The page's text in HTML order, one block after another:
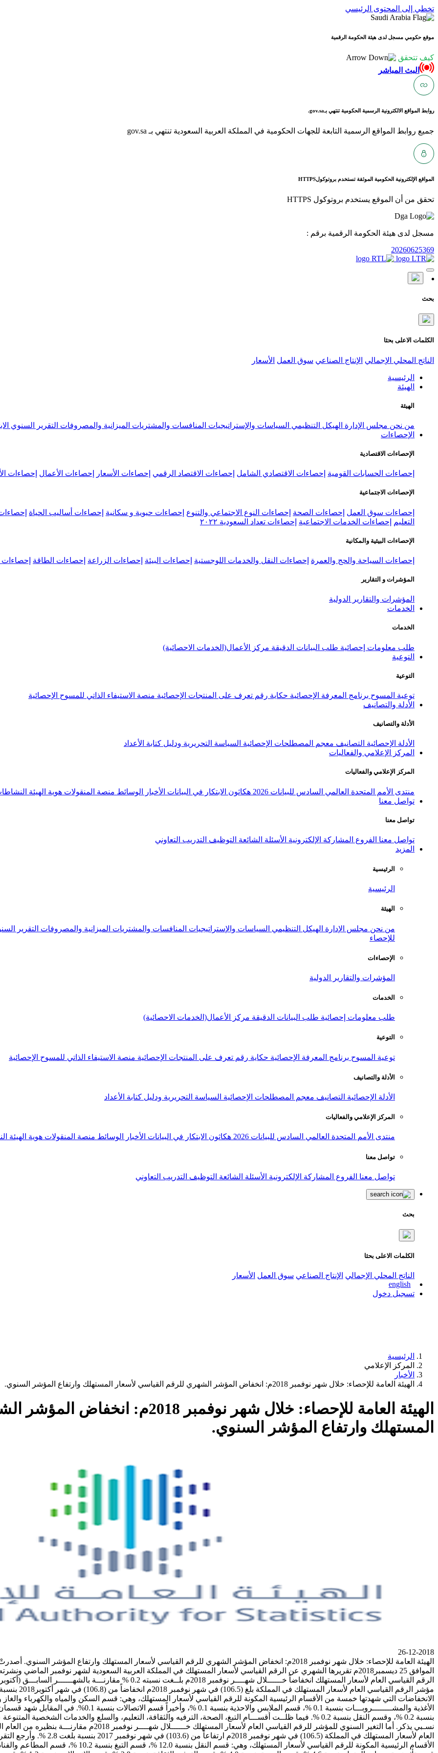
تخطي إلى المحتوى الرئيسي
موقع حكومي مسجل لدى هيئة الحكومة الرقمية
كيف تتحقق
البث المباشر
روابط المواقع الالكترونية الرسمية الحكومية تنتهي بـgov.sa.
جميع روابط المواقع الرسمية التابعة للجهات الحكومية في المملكة العربية السعودية تنتهي بـ gov.sa
المواقع الإلكترونية الحكومية الموثقة تستخدم بروتوكولHTTPS
تحقق من أن الموقع يستخدم بروتوكول HTTPS
مسجل لدى هيئة الحكومة الرقمية برقم :
20260625369
بحث
الكلمات الاعلى بحثا
الناتج المحلي الإجمالي الإنتاج الصناعي سوق العمل الأسعار
الرئيسية
الهيئة
الهيئة
من نحن مجلس الإدارة الهيكل التنظيمي السياسات والإستراتيجيات المنافسات والمشتريات الميزانية والمصروفات التقرير السنوي
الإحصاءات
الإحصاءات الاقتصادية
إحصاءات الحسابات القومية إحصاءات الاقتصادي الشامل إحصاءات الاقتصاد الرقمي إحصاءات الأسعار إحصاءات الأعمال إحصاءات
الإحصاءات الاجتماعية
إحصاءات سوق العمل إحصاءات الصحة إحصاءات النوع الاجتماعي والتنوع إحصاءات حيوية و سكانية إحصاءات أساليب الحياة
التعليم
إحصاءات الخدمات الاجتماعية إحصاءات تعداد السعودية ٢٠٢٢
الإحصاءات البيئية والمكانية
إحصاءات السياحة والحج والعمرة إحصاءات النقل والخدمات اللوجستية إحصاءات البيئة إحصاءات الزراعة إحصاءات الطاقة إحصاءات
المؤشرات و التقارير
المؤشرات والتقارير الدولية
الخدمات
الخدمات
طلب معلومات إحصائية طلب البيانات الدقيقة مركز الأعمال(الخدمات الاحصائية)
التوعية
التوعية
توعية المسوح برنامج المعرفة الإحصائية حكاية رقم تعرف على المنتجات الإحصائية منصة الاستيفاء الذاتي للمسوح الإحصائية
الأدلة والتصانيف
الأدلة والتصانيف
الأدلة الإحصائية التصانيف معجم المصطلحات الإحصائية السياسة التحريرية ودليل كتابة الأعداد
المركز الإعلامي والفعاليات
المركز الإعلامي والفعاليات
منتدى الأمم المتحدة العالمي السادس للبيانات 2026 هكاثون الابتكار في البيانات الأخبار الوسائط منصة المنقولات هوية الهيئة
تواصل معنا
تواصل معنا
تواصل معنا الفروع المشاركة الإلكترونية الأسئلة الشائعة التوظيف التدريب التعاوني
المزيد
الرئيسية
الرئيسية
الهيئة
من نحن مجلس الإدارة الهيكل التنظيمي السياسات والإستراتيجيات المنافسات والمشتريات الميزانية والمصروفات التقرير
للإحصاء
الإحصاءات
المؤشرات والتقارير الدولية
الخدمات
طلب معلومات إحصائية طلب البيانات الدقيقة مركز الأعمال(الخدمات الاحصائية)
التوعية
توعية المسوح برنامج المعرفة الإحصائية حكاية رقم تعرف على المنتجات الإحصائية منصة الاستيفاء الذاتي للمسوح الإحصائية
الأدلة والتصانيف
الأدلة الإحصائية التصانيف معجم المصطلحات الإحصائية السياسة التحريرية ودليل كتابة الأعداد
المركز الإعلامي والفعاليات
منتدى الأمم المتحدة العالمي السادس للبيانات 2026 هكاثون الابتكار في البيانات الأخبار الوسائط منصة المنقولات هوية الهيئة
تواصل معنا
تواصل معنا الفروع المشاركة الإلكترونية الأسئلة الشائعة التوظيف التدريب التعاوني
بحث
الكلمات الاعلى بحثا
الناتج المحلي الإجمالي الإنتاج الصناعي سوق العمل الأسعار
english
تسجيل دخول
الرئيسية
المركز الإعلامي
الأخبار
الهيئة العامة للإحصاء: خلال شهر نوفمبر 2018م: انخفاض المؤشر الشهري للرقم القياسي لأسعار المستهلك وارتفاع المؤشر السنوي.
الهيئة العامة للإحصاء: خلال شهر نوفمبر
المستهلك وارتفاع المؤشر السنوي.
26-12-2018
الأغذية والمشــــــــروبـــات بنسبة 0.1 %، قسم
بنسبة 0.2 %، وقسم النقل بنسبة 0.2 %. فيما ظلــت أقســـام التبغ، الصحة، الترفيه والثقافة، التعليم، والسلع والخدمات
العام لأسعار المستهلك في